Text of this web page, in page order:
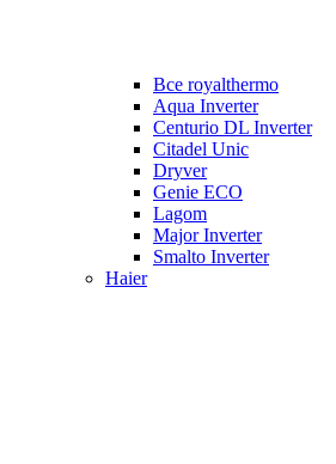
Все royalthermo
Aqua Inverter
Centurio DL Inverter
Citadel Unic
Dryver
Genie ECO
Lagom
Major Inverter
Smalto Inverter
Haier